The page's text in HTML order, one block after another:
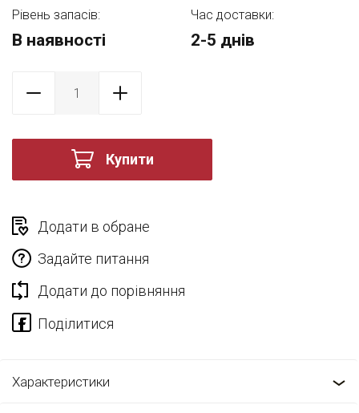
Рівень запасів:
В наявності
Час доставки:
2-5 днів
Купити
Додати в обране
Задайте питання
Додати до порівняння
Характеристики